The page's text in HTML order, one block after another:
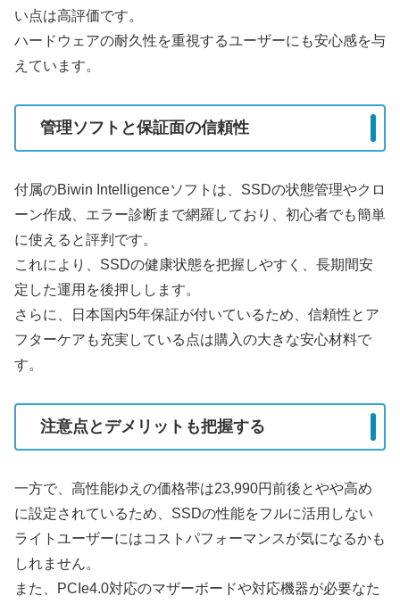
い点は高評価です。
ハードウェアの耐久性を重視するユーザーにも安心感を与
えています。
管理ソフトと保証面の信頼性
付属のBiwin Intelligenceソフトは、SSDの状態管理やクロ
ーン作成、エラー診断まで網羅しており、初心者でも簡単
に使えると評判です。
これにより、SSDの健康状態を把握しやすく、長期間安
定した運用を後押しします。
さらに、日本国内5年保証が付いているため、信頼性とア
フターケアも充実している点は購入の大きな安心材料で
す。
注意点とデメリットも把握する
一方で、高性能ゆえの価格帯は23,990円前後とやや高め
に設定されているため、SSDの性能をフルに活用しない
ライトユーザーにはコストパフォーマンスが気になるかも
しれません。
また、PCIe4.0対応のマザーボードや対応機器が必要なた